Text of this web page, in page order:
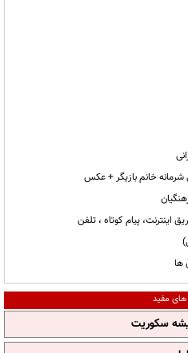
خانم بازیگر + عکس
اینترنت، پیام کوتاه ، تلفن
ها
مفید
سکوریت